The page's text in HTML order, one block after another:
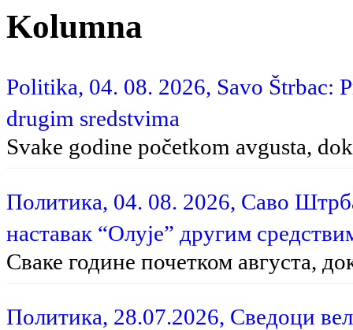
Kolumna
Politika, 04. 08. 2026, Savo Štrbac:
drugim sredstvima
Svake godine početkom avgusta,
Политика, 04. 08. 2026, Саво
наставак “Олује” другим
Сваке године почетком августа,
Политика, 28.07.2026, Сведоци